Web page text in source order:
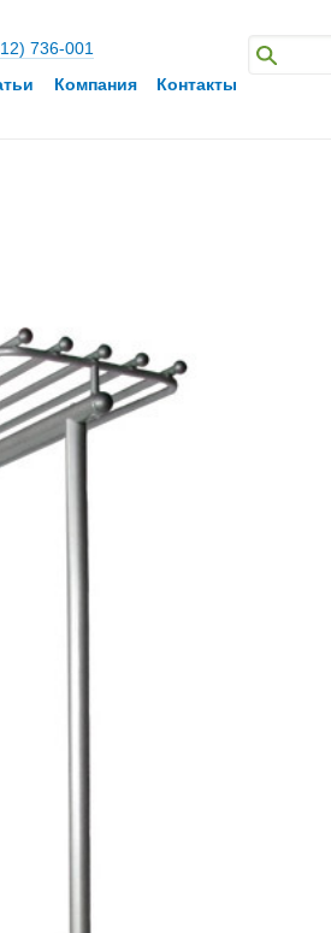
736-001
Компания Контакты